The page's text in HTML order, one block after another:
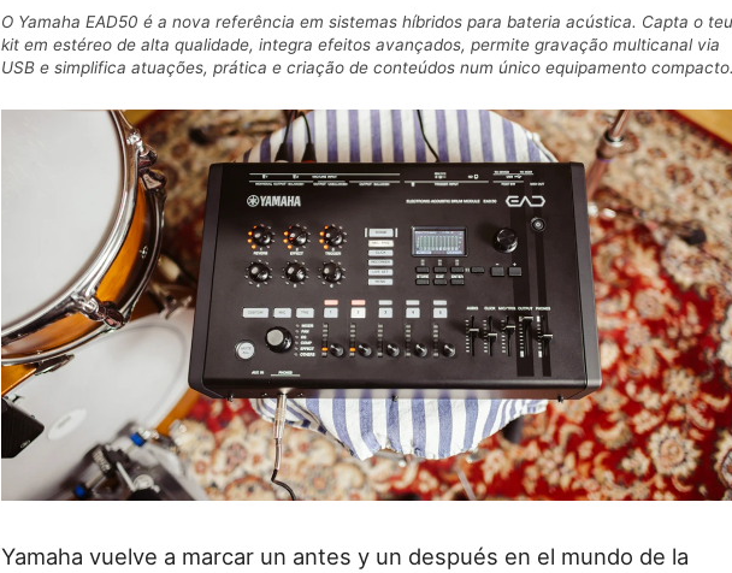
O Yamaha EAD50 é a nova referência em sistemas híbridos para bateria acústica. Capta o teu
kit em estéreo de alta qualidade, integra efeitos avançados, permite gravação multicanal via
USB e simplifica atuações, prática e criação de conteúdos num único equipamento compacto.
Yamaha vuelve a marcar un antes y un después en el mundo de la